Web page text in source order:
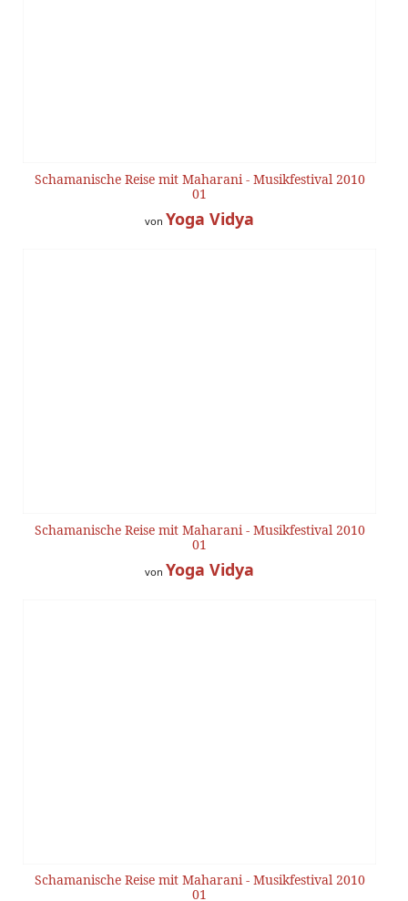
Schamanische Reise mit Maharani - Musikfestival 2010
01
von Yoga Vidya
Schamanische Reise mit Maharani - Musikfestival 2010
01
von Yoga Vidya
Schamanische Reise mit Maharani - Musikfestival 2010
01